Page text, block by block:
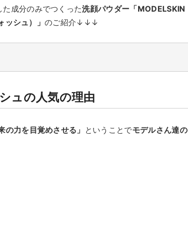
た成分のみでつくった洗顔パウダー「MODELSKIN
ッシュ）」のご紹介↓↓↓
ュの人気の理由
の力を目覚めさせる」 ということでモデルさん達の